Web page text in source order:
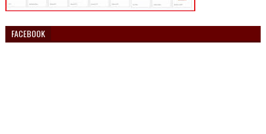
FACEBOOK